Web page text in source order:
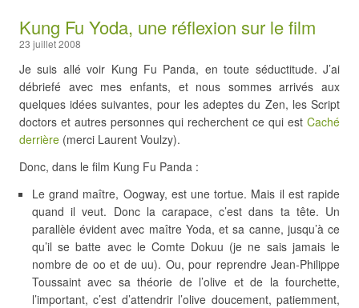
Kung Fu Yoda, une réflexion sur le film
23 juillet 2008
Je suis allé voir Kung Fu Panda, en toute séductitude. J’ai
débriefé avec mes enfants, et nous sommes arrivés aux
quelques idées suivantes, pour les adeptes du Zen, les Script
doctors et autres personnes qui recherchent ce qui est Caché
derrière (merci Laurent Voulzy).
Donc, dans le film Kung Fu Panda :
Le grand maître, Oogway, est une tortue. Mais il est rapide
quand il veut. Donc la carapace, c’est dans ta tête. Un
parallèle évident avec maître Yoda, et sa canne, jusqu’à ce
qu’il se batte avec le Comte Dokuu (je ne sais jamais le
nombre de oo et de uu). Ou, pour reprendre Jean-Philippe
Toussaint avec sa théorie de l’olive et de la fourchette,
l’important, c’est d’attendrir l’olive doucement, patiemment,